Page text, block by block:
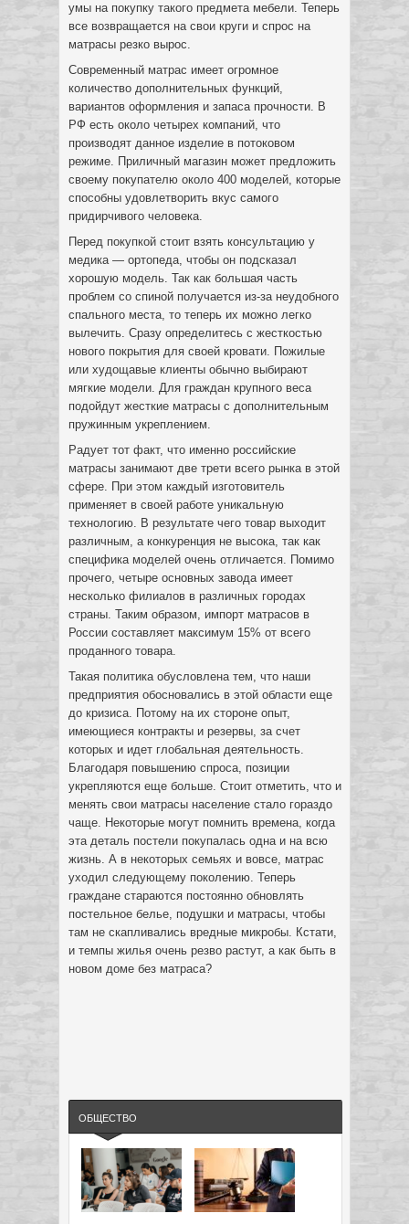
умы на покупку такого предмета мебели. Теперь
все возвращается на свои круги и спрос на
матрасы резко вырос.
Современный матрас имеет огромное
количество дополнительных функций,
вариантов оформления и запаса прочности. В
РФ есть около четырех компаний, что
производят данное изделие в потоковом
режиме. Приличный магазин может предложить
своему покупателю около 400 моделей, которые
способны удовлетворить вкус самого
придирчивого человека.
Перед покупкой стоит взять консультацию у
медика — ортопеда, чтобы он подсказал
хорошую модель. Так как большая часть
проблем со спиной получается из-за неудобного
спального места, то теперь их можно легко
вылечить. Сразу определитесь с жесткостью
нового покрытия для своей кровати. Пожилые
или худощавые клиенты обычно выбирают
мягкие модели. Для граждан крупного веса
подойдут жесткие матрасы с дополнительным
пружинным укреплением.
Радует тот факт, что именно российские
матрасы занимают две трети всего рынка в этой
сфере. При этом каждый изготовитель
применяет в своей работе уникальную
технологию. В результате чего товар выходит
различным, а конкуренция не высока, так как
специфика моделей очень отличается. Помимо
прочего, четыре основных завода имеет
несколько филиалов в различных городах
страны. Таким образом, импорт матрасов в
России составляет максимум 15% от всего
проданного товара.
Такая политика обусловлена тем, что наши
предприятия обосновались в этой области еще
до кризиса. Потому на их стороне опыт,
имеющиеся контракты и резервы, за счет
которых и идет глобальная деятельность.
Благодаря повышению спроса, позиции
укрепляются еще больше. Стоит отметить, что и
менять свои матрасы население стало гораздо
чаще. Некоторые могут помнить времена, когда
эта деталь постели покупалась одна и на всю
жизнь. А в некоторых семьях и вовсе, матрас
уходил следующему поколению. Теперь
граждане стараются постоянно обновлять
постельное белье, подушки и матрасы, чтобы
там не скапливались вредные микробы. Кстати,
и темпы жилья очень резво растут, а как быть в
новом доме без матраса?
ОБЩЕСТВО